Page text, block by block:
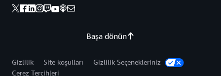
Başa dönün
Gizlilik Site koşulları
Gizlilik Seçenekleriniz
Çerez Tercihleri